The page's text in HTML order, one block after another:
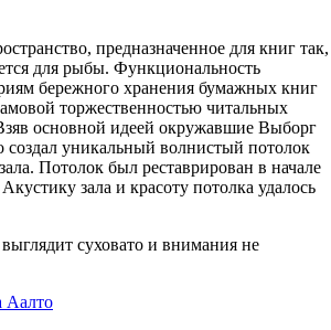
предназначенное для книг так,
для рыбы. Функциональность
бережного хранения бумажных книг
торжественностью читальных
основной идеей окружавшие Выборг
создал уникальный волнистый потолок
Потолок был реставрирован в начале
зала и красоту потолка удалось
суховато и внимания не